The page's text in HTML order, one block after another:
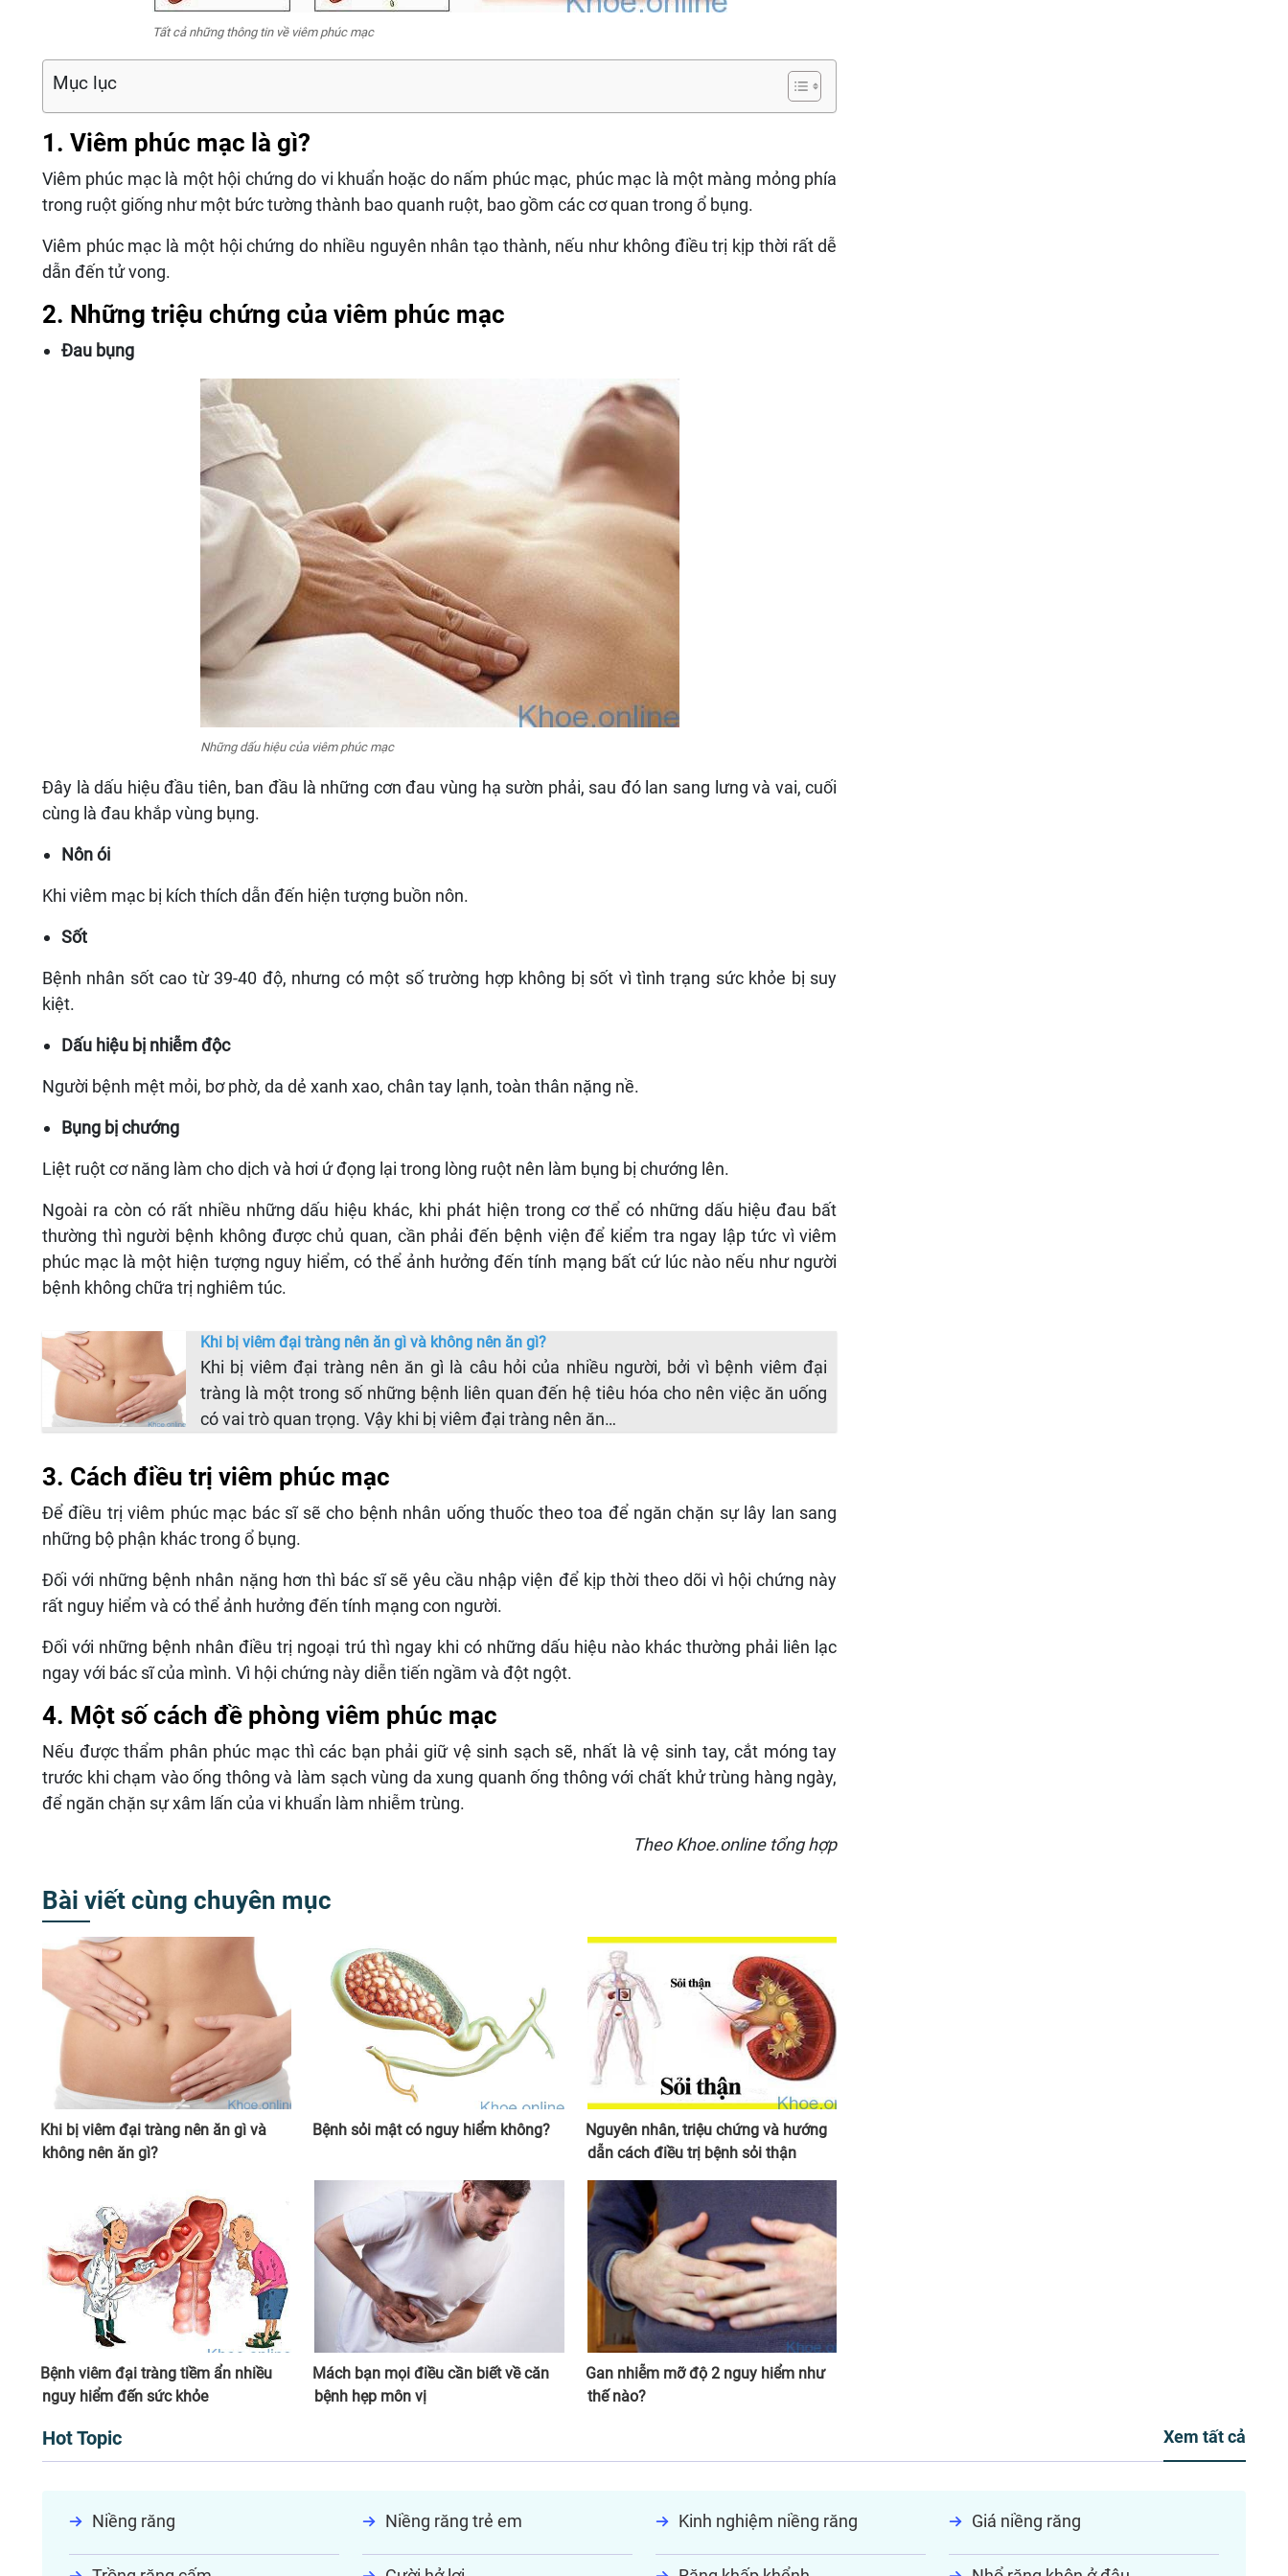
Tất cả những thông tin về viêm phúc mạc
Mục lục
1. Viêm phúc mạc là gì?
Viêm phúc mạc là một hội chứng do vi khuẩn hoặc do nấm phúc mạc, phúc mạc là một màng mỏng phía
trong ruột giống như một bức tường thành bao quanh ruột, bao gồm các cơ quan trong ổ bụng.
Viêm phúc mạc là một hội chứng do nhiều nguyên nhân tạo thành, nếu như không điều trị kịp thời rất dễ
dẫn đến tử vong.
2. Những triệu chứng của viêm phúc mạc
Đau bụng
Những dấu hiệu của viêm phúc mạc
Đây là dấu hiệu đầu tiên, ban đầu là những cơn đau vùng hạ sườn phải, sau đó lan sang lưng và vai, cuối
cùng là đau khắp vùng bụng.
Nôn ói
Khi viêm mạc bị kích thích dẫn đến hiện tượng buồn nôn.
Sốt
Bệnh nhân sốt cao từ 39-40 độ, nhưng có một số trường hợp không bị sốt vì tình trạng sức khỏe bị suy
kiệt.
Dấu hiệu bị nhiễm độc
Người bệnh mệt mỏi, bơ phờ, da dẻ xanh xao, chân tay lạnh, toàn thân nặng nề.
Bụng bị chướng
Liệt ruột cơ năng làm cho dịch và hơi ứ đọng lại trong lòng ruột nên làm bụng bị chướng lên.
Ngoài ra còn có rất nhiều những dấu hiệu khác, khi phát hiện trong cơ thể có những dấu hiệu đau bất
thường thì người bệnh không được chủ quan, cần phải đến bệnh viện để kiểm tra ngay lập tức vì viêm
phúc mạc là một hiện tượng nguy hiểm, có thể ảnh hưởng đến tính mạng bất cứ lúc nào nếu như người
bệnh không chữa trị nghiêm túc.
Khi bị viêm đại tràng nên ăn gì và không nên ăn gì?
Khi bị viêm đại tràng nên ăn gì là câu hỏi của nhiều người, bởi vì bệnh viêm đại
tràng là một trong số những bệnh liên quan đến hệ tiêu hóa cho nên việc ăn uống
có vai trò quan trọng. Vậy khi bị viêm đại tràng nên ăn…
3. Cách điều trị viêm phúc mạc
Để điều trị viêm phúc mạc bác sĩ sẽ cho bệnh nhân uống thuốc theo toa để ngăn chặn sự lây lan sang
những bộ phận khác trong ổ bụng.
Đối với những bệnh nhân nặng hơn thì bác sĩ sẽ yêu cầu nhập viện để kịp thời theo dõi vì hội chứng này
rất nguy hiểm và có thể ảnh hưởng đến tính mạng con người.
Đối với những bệnh nhân điều trị ngoại trú thì ngay khi có những dấu hiệu nào khác thường phải liên lạc
ngay với bác sĩ của mình. Vì hội chứng này diễn tiến ngầm và đột ngột.
4. Một số cách đề phòng viêm phúc mạc
Nếu được thẩm phân phúc mạc thì các bạn phải giữ vệ sinh sạch sẽ, nhất là vệ sinh tay, cắt móng tay
trước khi chạm vào ống thông và làm sạch vùng da xung quanh ống thông với chất khử trùng hàng ngày,
để ngăn chặn sự xâm lấn của vi khuẩn làm nhiễm trùng.
Theo Khoe.online tổng hợp
Bài viết cùng chuyên mục
Khi bị viêm đại tràng nên ăn gì và
không nên ăn gì?
Bệnh sỏi mật có nguy hiểm không?
Nguyên nhân, triệu chứng và hướng
dẫn cách điều trị bệnh sỏi thận
Bệnh viêm đại tràng tiềm ẩn nhiều
nguy hiểm đến sức khỏe
Mách bạn mọi điều cần biết về căn
bệnh hẹp môn vị
Gan nhiễm mỡ độ 2 nguy hiểm như
thế nào?
Hot Topic Xem tất cả
Niềng răng Niềng răng trẻ em Kinh nghiệm niềng răng Giá niềng răng